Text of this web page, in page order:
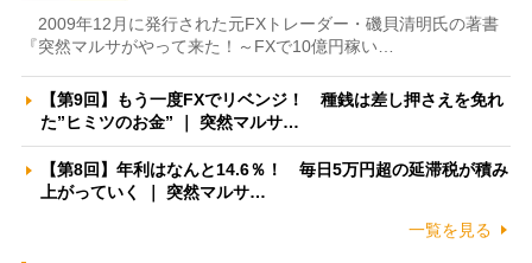
2009年12月に発行された元FXトレーダー・磯貝清明氏の著書
『突然マルサがやって来た！～FXで10億円稼い…
【第9回】もう一度FXでリベンジ！ 種銭は差し押さえを免れ
た”ヒミツのお金” ｜ 突然マルサ…
【第8回】年利はなんと14.6％！ 毎日5万円超の延滞税が積み
上がっていく ｜ 突然マルサ…
一覧を見る